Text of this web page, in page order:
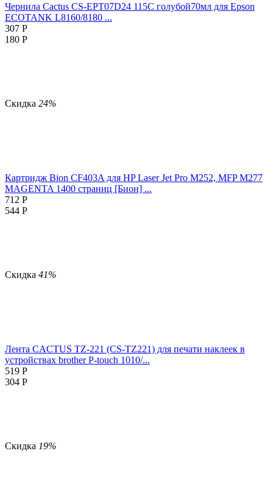
Чернила Cactus CS-EPT07D24 115C голубой70мл для Epson
ECOTANK L8160/8180 ...
307 Р
180 Р
Скидка 24%
Картридж Bion CF403A для HP Laser Jet Pro M252, MFP M277
MAGENTA 1400 страниц [Бион] ...
712 Р
544 Р
Скидка 41%
Лента CACTUS TZ-221 (CS-TZ221) для печати наклеек в
устройствах brother P-touch 1010/...
519 Р
304 Р
Скидка 19%